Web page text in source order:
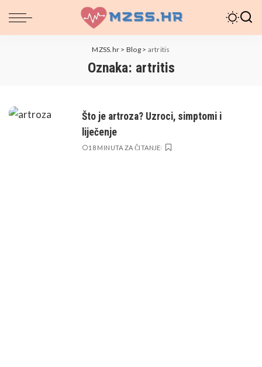
MZSS.hr > Blog> artritis
Oznaka: artritis
Što je artroza? Uzroci, simptomi i
liječenje
18 MINUTA ZA ČITANJE